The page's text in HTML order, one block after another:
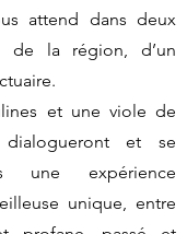
attend dans deux
de la région, d’un
et une viole de
et se
une expérience
unique, entre